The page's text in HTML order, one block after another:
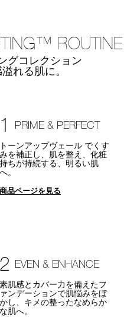
ROUTINE
グコレクション
れる肌に。
1 PRIME & PERFECT
トーンアップヴェール でくす
みを補正し、肌を整え、化粧
持ちが持続する、明るい肌
へ。
商品ページを見る
2 EVEN & ENHANCE
素肌感とカバー力を備えたフ
ァンデーションで肌悩みをぼ
かし、キメの整ったなめらか
な肌へ。